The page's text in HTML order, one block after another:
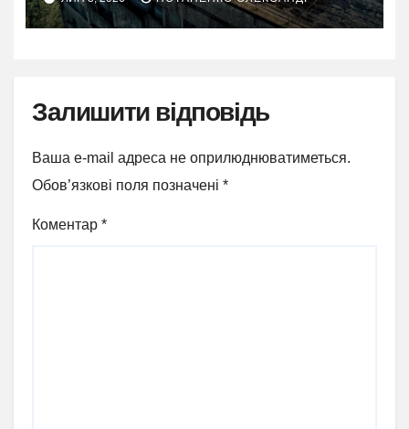
Залишити відповідь
Ваша e-mail адреса не оприлюднюватиметься.
Обов’язкові поля позначені *
Коментар *